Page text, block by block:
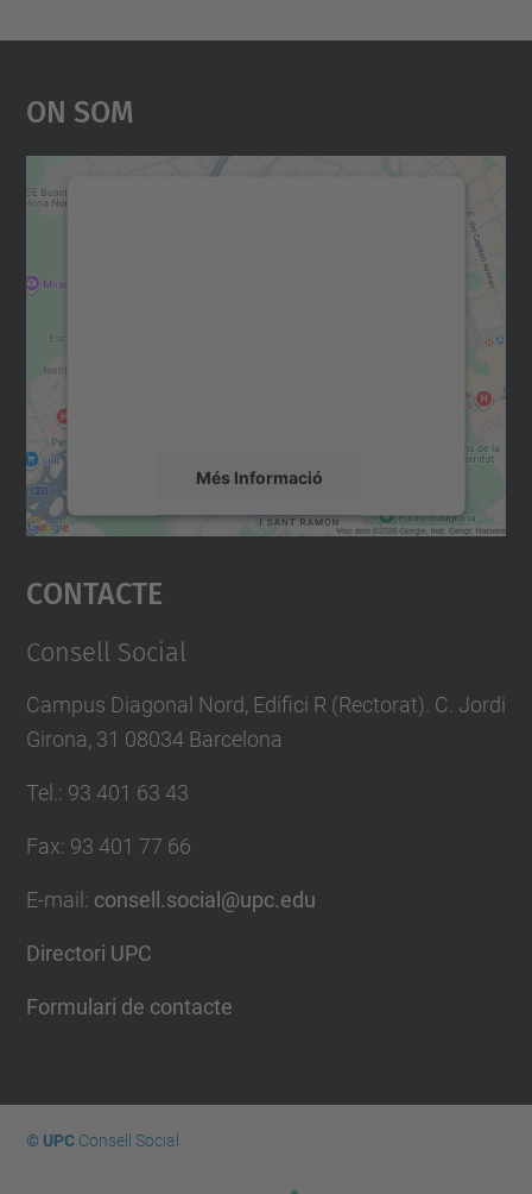
On Som
Més Informació
Accepta
powered by
Contacte
Consell Social
Campus Diagonal Nord, Edifici R (Rectorat). C. Jordi
Girona, 31 08034 Barcelona
Tel. : 93 401 63 43
Fax: 93 401 77 66
E-mail : consell.social@upc.edu
Directori UPC
Formulari de contacte
© UPCConsell Social